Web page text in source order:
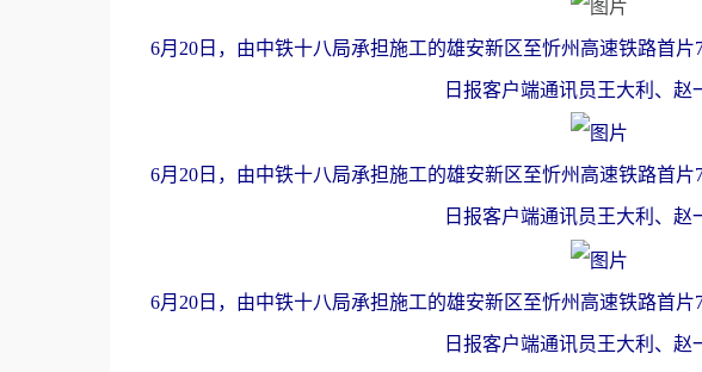
6月20日，由中铁十八局承担施工的雄安新区至忻州高速铁路首
日报客户端通讯员王大利、赵
6月20日，由中铁十八局承担施工的雄安新区至忻州高速铁路首
日报客户端通讯员王大利、赵
6月20日，由中铁十八局承担施工的雄安新区至忻州高速铁路首
日报客户端通讯员王大利、赵